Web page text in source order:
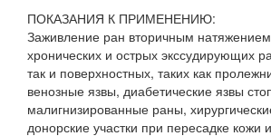
ПОКАЗАНИЯ К ПРИМЕНЕНИЮ:
Заживление ран вторичным
хронических и острых экссудирующих
так и поверхностных, таких как
венозные язвы, диабетические язвы
малигнизированные раны,
донорские участки при пересадке кожи